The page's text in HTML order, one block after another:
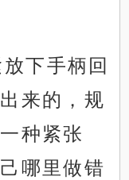
下手柄回
来的，规
种紧张
哪里做错